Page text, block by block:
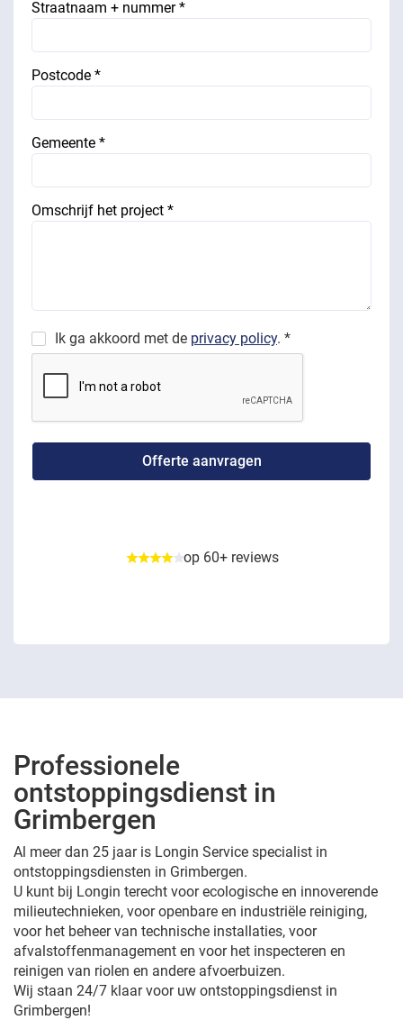
Straatnaam + nummer *
Postcode *
Gemeente *
Omschrijf het project *
Ik ga akkoord met de privacy policy. *
op 60+ reviews
Professionele
ontstoppingsdienst in
Grimbergen
Al meer dan 25 jaar is Longin Service specialist in
ontstoppingsdiensten in Grimbergen.
U kunt bij Longin terecht voor ecologische en innoverende
milieutechnieken, voor openbare en industriële reiniging,
voor het beheer van technische installaties, voor
afvalstoffenmanagement en voor het inspecteren en
reinigen van riolen en andere afvoerbuizen.
Wij staan 24/7 klaar voor uw ontstoppingsdienst in
Grimbergen!